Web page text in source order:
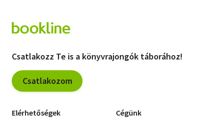
Csatlakozz Te is a könyvrajongók táborához!
Csatlakozom
Elérhetőségek Cégünk